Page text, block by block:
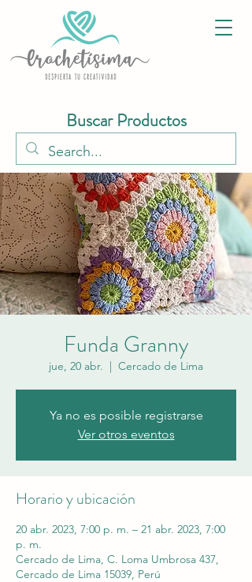
Buscar Productos
Funda Granny
jue, 20 abr.
  |
Cercado de Lima
Ya no es posible registrarse
Ver otros eventos
Horario y ubicación
20 abr. 2023, 7:00 p. m. – 21 abr. 2023, 7:00
p. m.
Cercado de Lima, C. Loma Umbrosa 437,
Cercado de Lima 15039, Perú